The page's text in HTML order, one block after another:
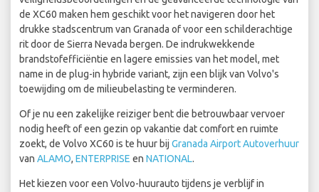
de XC60 maken hem geschikt voor het navigeren door het
drukke stadscentrum van Granada of voor een schilderachtige
rit door de Sierra Nevada bergen. De indrukwekkende
brandstofefficiëntie en lagere emissies van het model, met
name in de plug-in hybride variant, zijn een blijk van Volvo's
toewijding om de milieubelasting te verminderen.
Of je nu een zakelijke reiziger bent die betrouwbaar vervoer
nodig heeft of een gezin op vakantie dat comfort en ruimte
zoekt, de Volvo XC60 is te huur bij Granada Airport Autoverhuur
van ALAMO, ENTERPRISE en NATIONAL.
Het kiezen voor een Volvo-huurauto tijdens je verblijf in